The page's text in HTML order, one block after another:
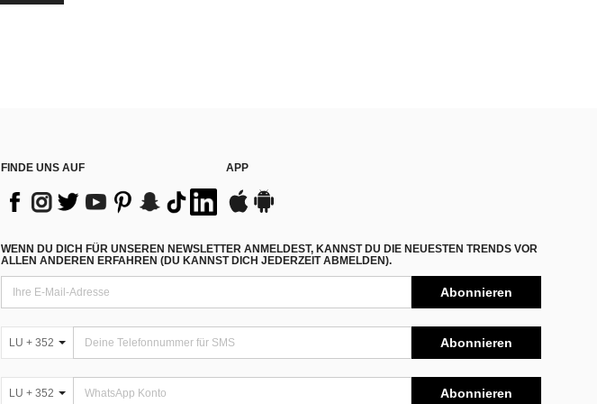
FINDE UNS AUF APP
WENN DU DICH FÜR UNSEREN NEWSLETTER ANMELDEST, KANNST DU DIE NEUESTEN TRENDS VOR
ALLEN ANDEREN ERFAHREN (DU KANNST DICH JEDERZEIT ABMELDEN).
Abonnieren
LU + 352 Abonnieren
LU + 352 Abonnieren